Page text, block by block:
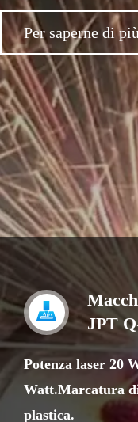
Per saperne di più
JPT
Potenza laser 20
Watt.Marcatura
plastica.